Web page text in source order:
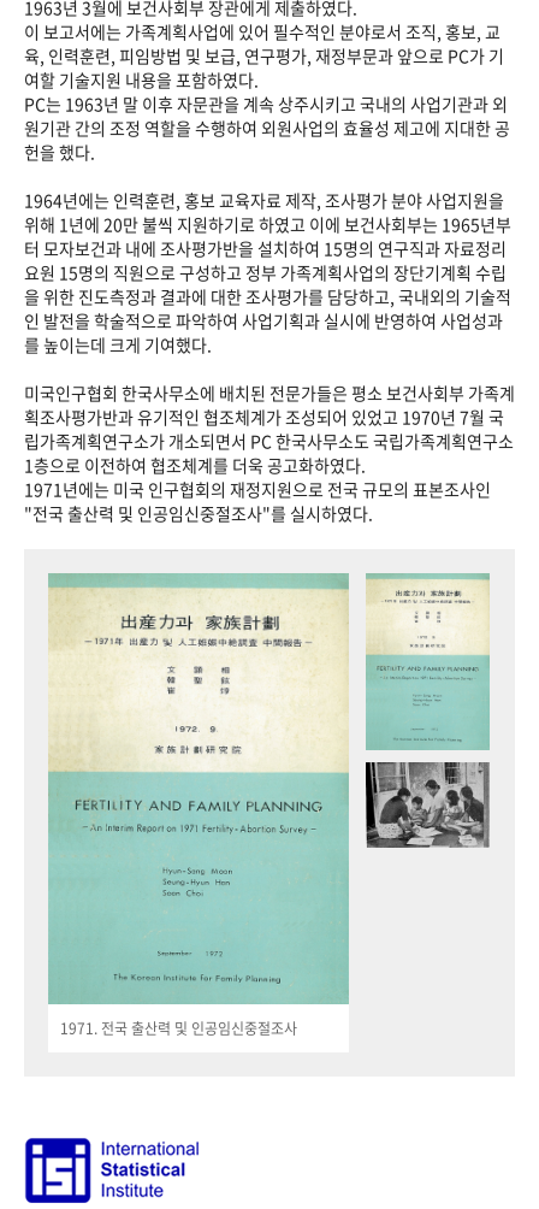
1963년 3월에 보건사회부 장관에게 제출하였다.
이 보고서에는 가족계획사업에 있어 필수적인 분야로서 조직, 홍보, 교
육, 인력훈련, 피임방법 및 보급, 연구평가, 재정부문과 앞으로 PC가 기
여할 기술지원 내용을 포함하였다.
PC는 1963년 말 이후 자문관을 계속 상주시키고 국내의 사업기관과 외
원기관 간의 조정 역할을 수행하여 외원사업의 효율성 제고에 지대한 공
헌을 했다.
1964년에는 인력훈련, 홍보 교육자료 제작, 조사평가 분야 사업지원을
위해 1년에 20만 불씩 지원하기로 하였고 이에 보건사회부는 1965년부
터 모자보건과 내에 조사평가반을 설치하여 15명의 연구직과 자료정리
요원 15명의 직원으로 구성하고 정부 가족계획사업의 장단기계획 수립
을 위한 진도측정과 결과에 대한 조사평가를 담당하고, 국내외의 기술적
인 발전을 학술적으로 파악하여 사업기획과 실시에 반영하여 사업성과
를 높이는데 크게 기여했다.
미국인구협회 한국사무소에 배치된 전문가들은 평소 보건사회부 가족계
획조사평가반과 유기적인 협조체계가 조성되어 있었고 1970년 7월 국
립가족계획연구소가 개소되면서 PC 한국사무소도 국립가족계획연구소
1층으로 이전하여 협조체계를 더욱 공고화하였다.
1971년에는 미국 인구협회의 재정지원으로 전국 규모의 표본조사인
"전국 출산력 및 인공임신중절조사"를 실시하였다.
1971. 전국 출산력 및 인공임신중절조사